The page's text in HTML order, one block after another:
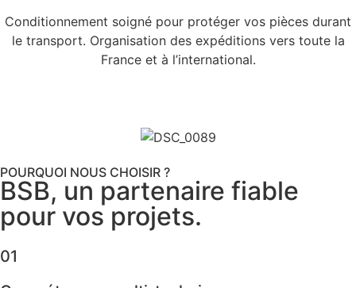
Conditionnement soigné pour protéger vos pièces durant
le transport. Organisation des expéditions vers toute la
France et à l’international.
POURQUOI NOUS CHOISIR ?
BSB, un partenaire fiable
pour vos projets.
01